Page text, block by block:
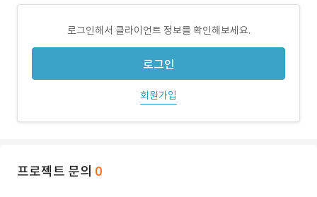
로그인해서 클라이언트 정보를 확인해보세요.
로그인
회원가입
프로젝트 문의 0